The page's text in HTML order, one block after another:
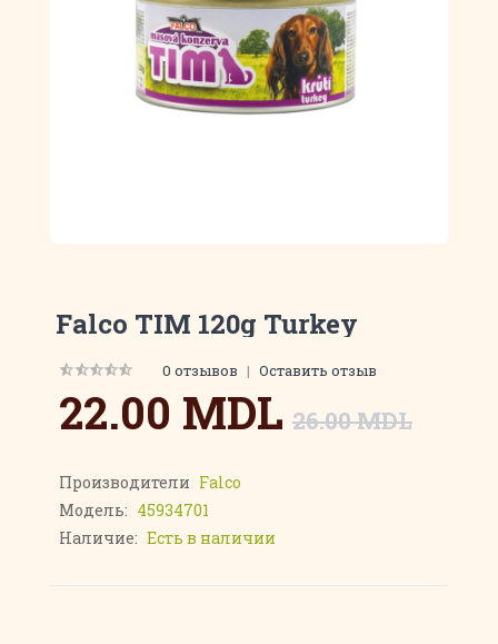
Falco TIM 120g Turkey
0 отзывов | Оставить отзыв
22.00 MDL 26.00 MDL
Производители Falco
Модель: 45934701
Наличие: Есть в наличии